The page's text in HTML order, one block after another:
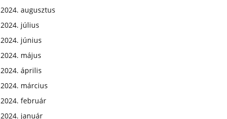
2024. augusztus
2024. július
2024. június
2024. május
2024. április
2024. március
2024. február
2024. január